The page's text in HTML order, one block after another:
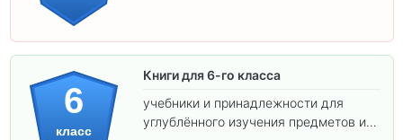
6
класс
Книги для 6-го класса
учебники и принадлежности для
углублённого изучения предметов и